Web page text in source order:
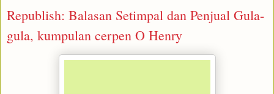
Republish: Balasan Setimpal dan Penjual Gula-
gula, kumpulan cerpen O Henry